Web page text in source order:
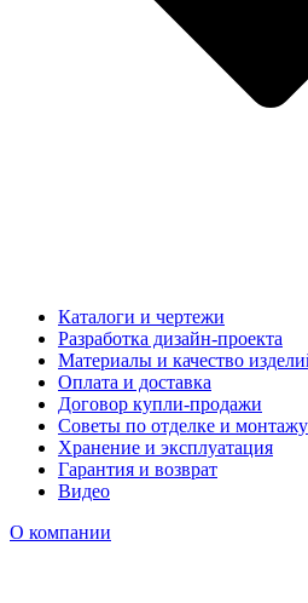
Каталоги и чертежи
Разработка дизайн-проекта
Материалы и качество
Оплата и доставка
Договор купли-продажи
Советы по отделке и монтажу
Хранение и эксплуатация
Гарантия и возврат
Видео
О компании